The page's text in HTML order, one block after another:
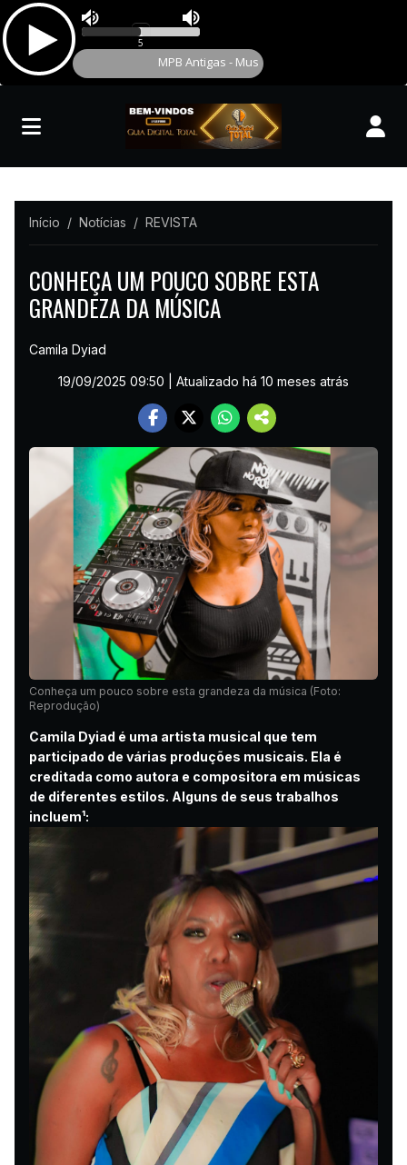
Início Notícias REVISTA
CONHEÇA UM POUCO SOBRE ESTA
GRANDEZA DA MÚSICA
Camila Dyiad
19/09/2025 09:50 | Atualizado há 10 meses atrás
Conheça um pouco sobre esta grandeza da música (Foto:
Reprodução)
Camila Dyiad é uma artista musical que tem
participado de várias produções musicais. Ela é
creditada como autora e compositora em músicas
de diferentes estilos. Alguns de seus trabalhos
incluem¹: